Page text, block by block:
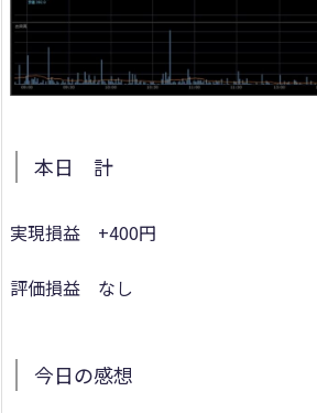
本日 計
実現損益 +400円
評価損益 なし
今日の感想